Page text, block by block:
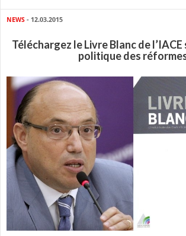
NEWS - 12.03.2015
Téléchargez le Livre Blanc de l’IACE
politique des